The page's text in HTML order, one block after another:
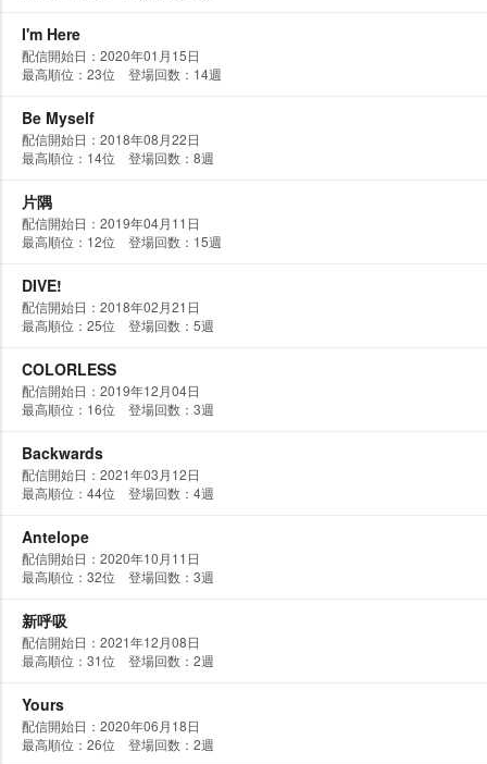
I'm Here
配信開始日：2020年01月15日
最高順位：23位 登場回数：14週
Be Myself
配信開始日：2018年08月22日
最高順位：14位 登場回数：8週
片隅
配信開始日：2019年04月11日
最高順位：12位 登場回数：15週
DIVE!
配信開始日：2018年02月21日
最高順位：25位 登場回数：5週
COLORLESS
配信開始日：2019年12月04日
最高順位：16位 登場回数：3週
Backwards
配信開始日：2021年03月12日
最高順位：44位 登場回数：4週
Antelope
配信開始日：2020年10月11日
最高順位：32位 登場回数：3週
新呼吸
配信開始日：2021年12月08日
最高順位：31位 登場回数：2週
Yours
配信開始日：2020年06月18日
最高順位：26位 登場回数：2週